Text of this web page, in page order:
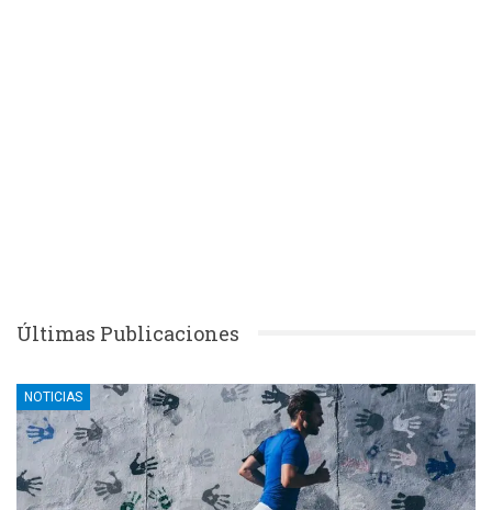
Últimas Publicaciones
NOTICIAS